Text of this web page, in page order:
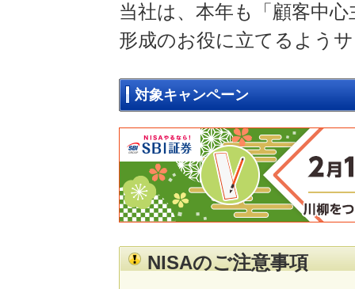
当社は、本年も「顧客中
形成のお役に立てるよう
対象キャンペーン
NISAのご注意事項